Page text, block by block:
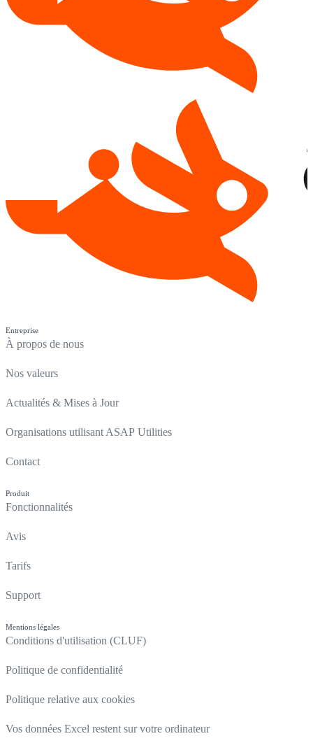
Entreprise
À propos de nous
Nos valeurs
Actualités & Mises à Jour
Organisations utilisant ASAP Utilities
Contact
Produit
Fonctionnalités
Avis
Tarifs
Support
Mentions légales
Conditions d'utilisation (CLUF)
Politique de confidentialité
Politique relative aux cookies
Vos données Excel restent sur votre ordinateur